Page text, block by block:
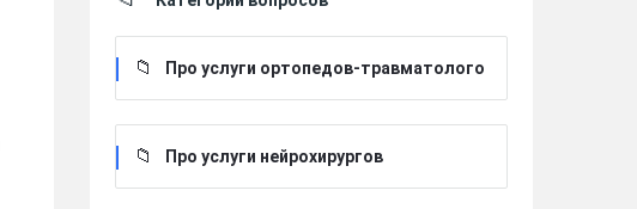
Про услуги ортопедов-травматолого
Про услуги нейрохирургов